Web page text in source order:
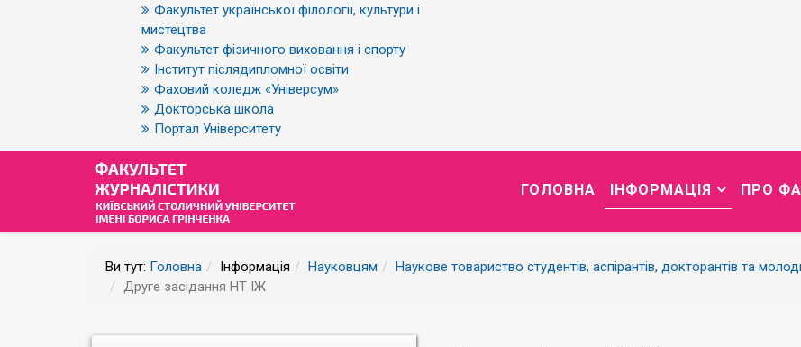
Факультет української філології, культури і
мистецтва
Факультет фізичного виховання і спорту
Інститут післядипломної освіти
Фаховий коледж «Універсум»
Докторська школа
Портал Університету
ГОЛОВНА ІНФОРМАЦІЯ ПРО
Ви тут: Головна Інформація Науковцям Наукове товариство студентів, аспірантів, докторантів та
Друге засідання НТ ІЖ